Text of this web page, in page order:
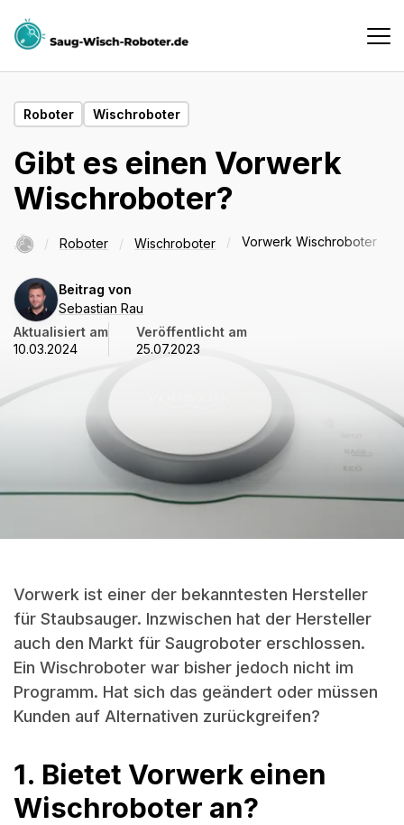
Haushaltsroboter
Testberichte
Suche
Roboter Wischroboter
Gibt es einen Vorwerk
Wischroboter?
StartseiteRoboter Wischroboter Vorwerk Wischroboter
Sebastian
Rau
Beitrag von
Sebastian Rau
Aktualisiert am
10.03.2024
Veröffentlicht am
25.07.2023
Vorwerk ist einer der bekanntesten Hersteller
für Staubsauger. Inzwischen hat der Hersteller
auch den Markt für Saugroboter erschlossen.
Ein Wischroboter war bisher jedoch nicht im
Programm. Hat sich das geändert oder müssen
Kunden auf Alternativen zurückgreifen?
1. Bietet Vorwerk einen
Wischroboter an?